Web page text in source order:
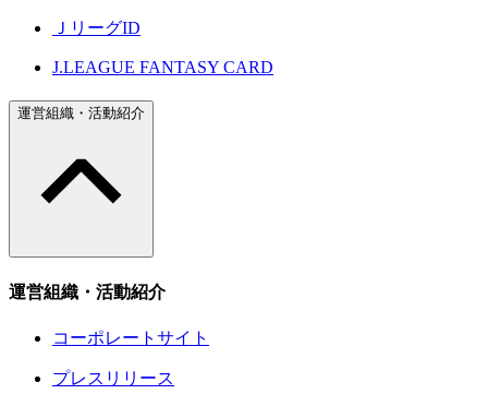
ＪリーグID
J.LEAGUE FANTASY CARD
運営組織・活動紹介
運営組織・活動紹介
コーポレートサイト
プレスリリース